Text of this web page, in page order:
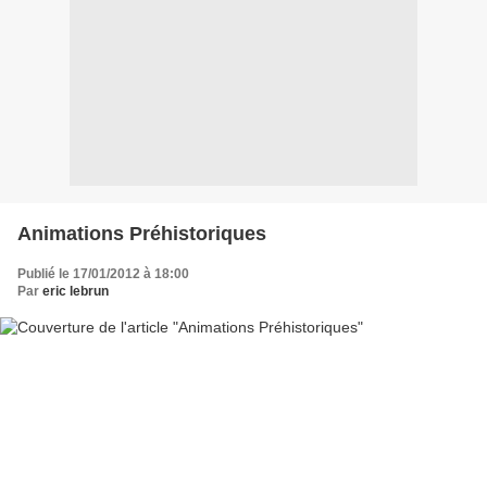
Animations Préhistoriques
Publié le 17/01/2012 à 18:00
Par eric lebrun